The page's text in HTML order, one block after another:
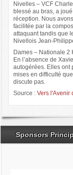
Nivelles – VCF
blessé au bras, a
réception. Nous
facilitée par la
attaquant tandis que
Nivellois Jean-
Dames – Nationale 2
En l’absence de
autogérées. Elles ont
mises en difficulté
discute pas.
Source : Vers l'Avenir
Sponsors